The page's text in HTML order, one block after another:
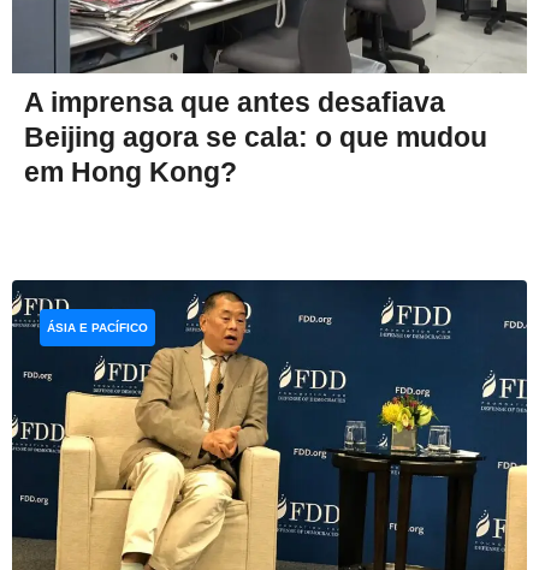
A imprensa que antes desafiava
Beijing agora se cala: o que mudou
em Hong Kong?
ÁSIA E PACÍFICO